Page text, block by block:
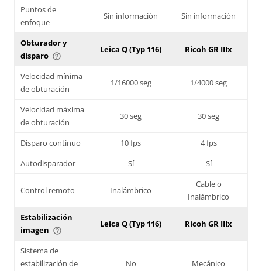
Puntos de
enfoque
Sin información Sin información
Obturador y
disparo help_outline
Leica Q (Typ 116) Ricoh GR IIIx
Velocidad mínima
de obturación
1/16000 seg 1/4000 seg
Velocidad máxima
de obturación
30 seg 30 seg
Disparo continuo 10 fps
4 fps
Autodisparador
Sí Sí
Control remoto Inalámbrico
Cable o
Inalámbrico
Estabilización
imagen help_outline
Leica Q (Typ 116) Ricoh GR IIIx
Sistema de
estabilización de
No Mecánico